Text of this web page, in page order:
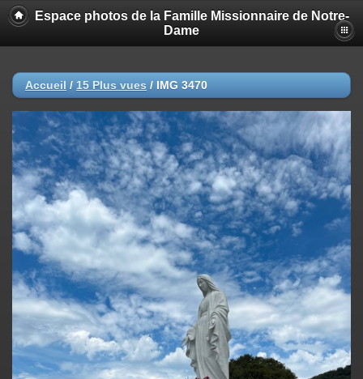
Espace photos de la Famille Missionnaire de Notre-
Dame
Accueil / 15 Plus vues / IMG 3470